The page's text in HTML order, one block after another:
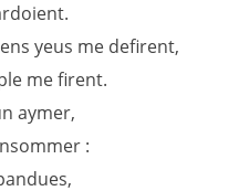
yeus me defirent,
me firent.
aymer,
: